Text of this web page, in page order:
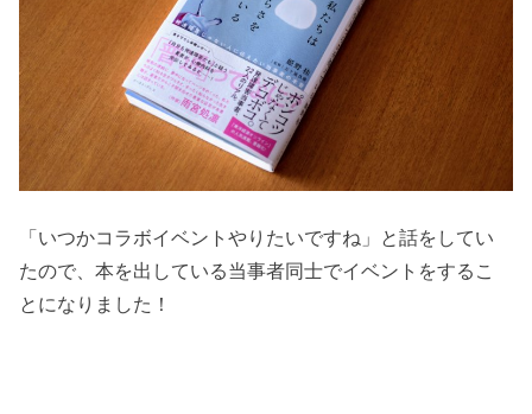
「いつかコラボイベントやりたいですね」と話をしてい
たので、本を出している当事者同士でイベントをするこ
とになりました！